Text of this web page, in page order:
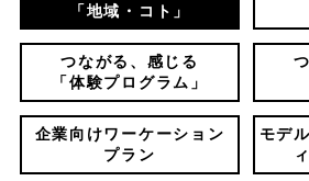
「地域・コト」
つながる、感じる
「体験プログラム」
企業向けワーケーション
プラン
モデ